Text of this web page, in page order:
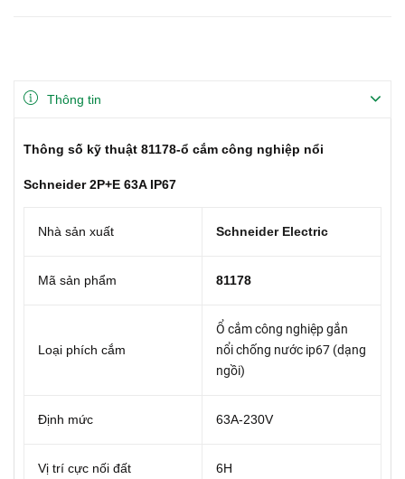
Thông tin
Thông số kỹ thuật 81178-ổ cắm công nghiệp nổi
Schneider 2P+E 63A IP67
Nhà sản xuất Schneider Electric
Mã sản phẩm 81178
Loại phích cắm
Ổ cắm công nghiệp gắn
nổi chống nước ip67 (dạng
ngồi)
Định mức 63A-230V
Vị trí cực nối đất 6H